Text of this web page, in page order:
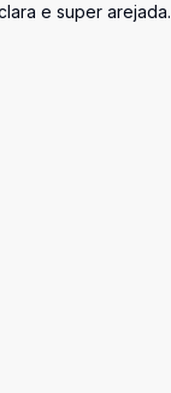
e super arejada.